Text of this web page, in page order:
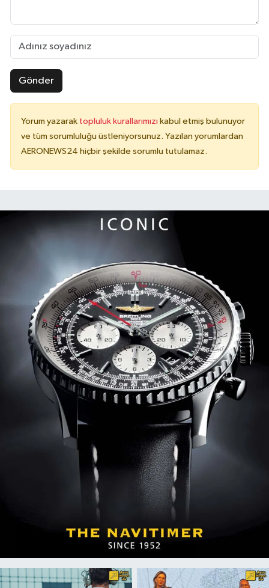
Gönder
Yorum yazarak topluluk kurallarımızı kabul etmiş bulunuyor
ve tüm sorumluluğu üstleniyorsunuz. Yazılan yorumlardan
AERONEWS24 hiçbir şekilde sorumlu tutulamaz.